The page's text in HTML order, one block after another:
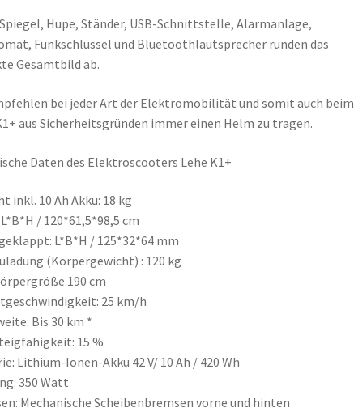
Hupe, Ständer, USB-Schnittstelle, Alarmanlage,
Funkschlüssel und Bluetoothlautsprecher runden das
Gesamtbild ab.
bei jeder Art der Elektromobilität und somit auch beim
aus Sicherheitsgründen immer einen Helm zu tragen.
Daten des Elektroscooters Lehe K1+
inkl. 10 Ah Akku: 18 kg
/ 120*61,5*98,5 cm
L*B*H / 125*32*64 mm
(Körpergewicht) : 120 kg
190 cm
25 km/h
Bis 30 km *
15 %
Lithium-Ionen-Akku 42 V/ 10 Ah / 420 Wh
350 Watt
Mechanische Scheibenbremsen vorne und hinten